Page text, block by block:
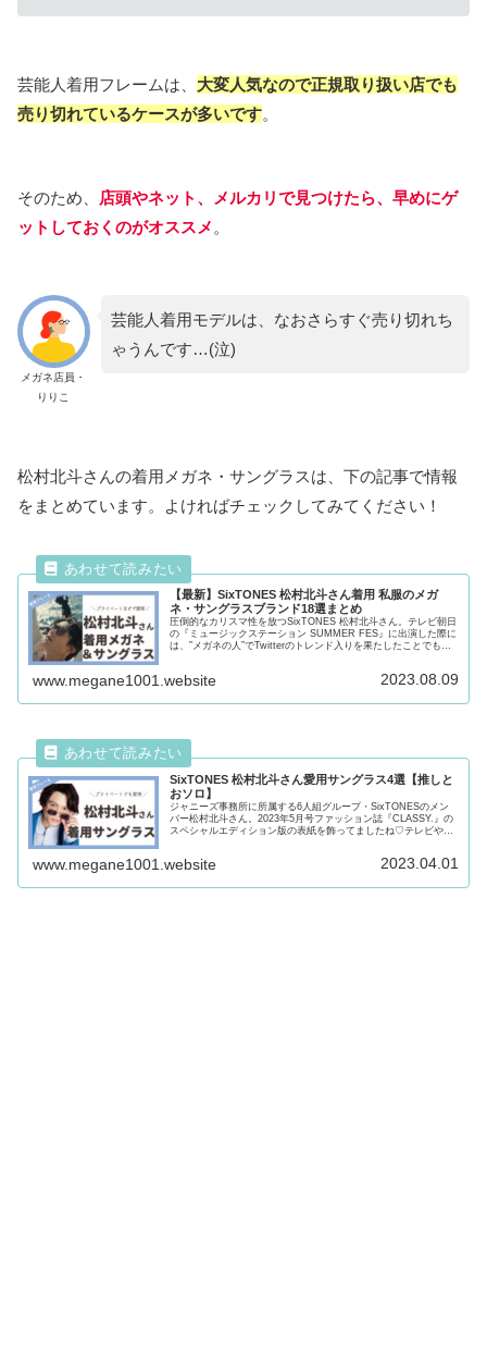
芸能人着用フレームは、 大変人気なので正規取り扱い店でも
売り切れているケースが多いです。
そのため、 店頭やネット、メルカリで見つけたら、早めにゲ
ットしておくのがオススメ 。
メガネ店員・
りりこ
芸能人着用モデルは、なおさらすぐ売り切れち
ゃうんです…(泣)
松村北斗さんの着用メガネ・サングラスは、下の記事で情報
をまとめています。よければチェックしてみてください！
【最新】SixTONES 松村北斗さん着用 私服のメガ
ネ・サングラスブランド18選まとめ
圧倒的なカリスマ性を放つSixTONES 松村北斗さん。テレビ朝日
の『ミュージックステーション SUMMER FES』に出演した際に
は、”メガネの人”でTwitterのトレンド入りを果たしたことでも有
www.megane1001.website 2023.08.09
SixTONES 松村北斗さん愛用サングラス4選【推しと
おソロ】
ジャニーズ事務所に所属する6人組グループ・SixTONESのメン
バー松村北斗さん。2023年5月号ファッション誌『CLASSY.』の
スペシャルエディション版の表紙を飾ってましたね♡テレビやド
www.megane1001.website 2023.04.01